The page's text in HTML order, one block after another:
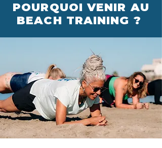
POURQUOI VENIR AU
BEACH TRAINING ?